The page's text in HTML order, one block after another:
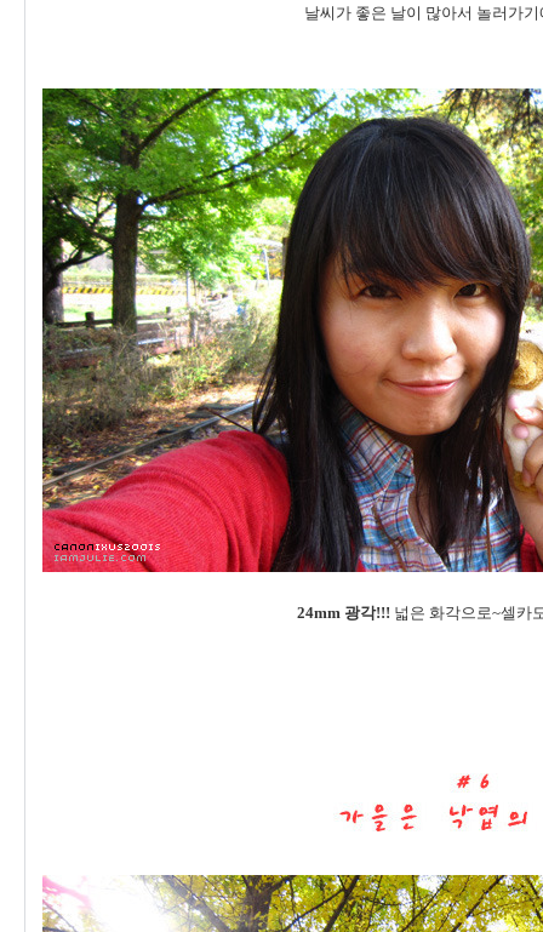
날씨가 좋은 날이 많아서 놀러가
24mm 광각!!! 넓은 화각으로~셀카